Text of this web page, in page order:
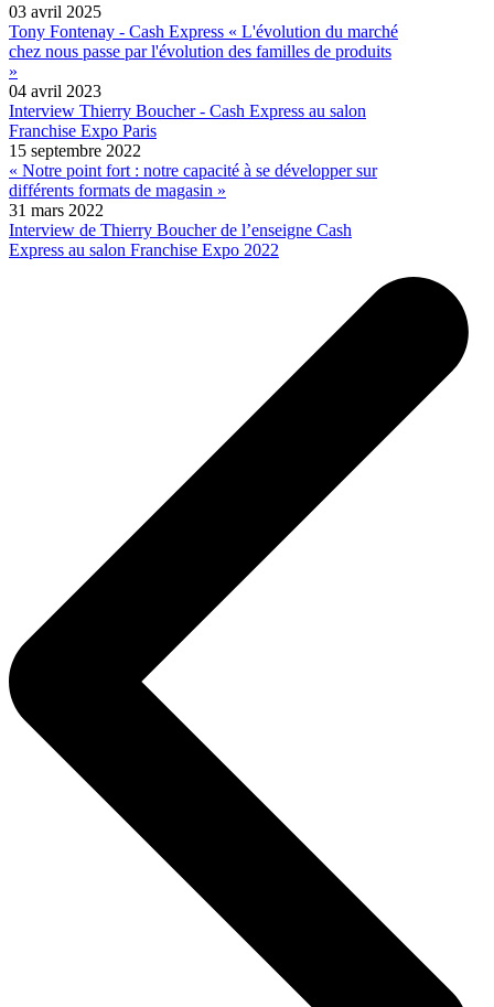
03 avril 2025
Tony Fontenay - Cash Express « L'évolution du marché
chez nous passe par l'évolution des familles de produits
»
04 avril 2023
Interview Thierry Boucher - Cash Express au salon
Franchise Expo Paris
15 septembre 2022
« Notre point fort : notre capacité à se développer sur
différents formats de magasin »
31 mars 2022
Interview de Thierry Boucher de l’enseigne Cash
Express au salon Franchise Expo 2022